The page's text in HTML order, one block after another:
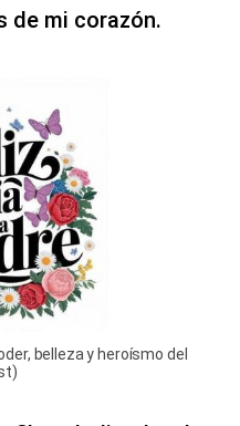
de mi corazón.
belleza y heroísmo del